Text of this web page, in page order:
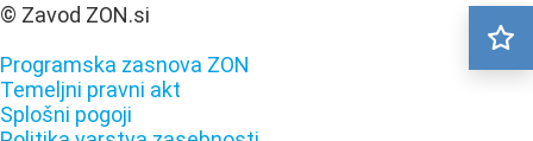
© Zavod ZON.si
Programska zasnova ZON
Temeljni pravni akt
Splošni pogoji